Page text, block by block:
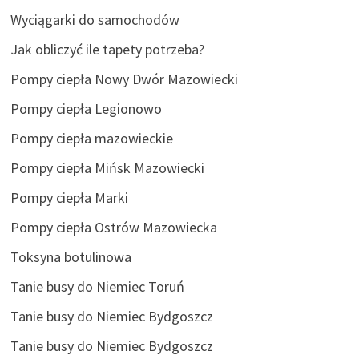
Wyciągarki do samochodów
Jak obliczyć ile tapety potrzeba?
Pompy ciepła Nowy Dwór Mazowiecki
Pompy ciepła Legionowo
Pompy ciepła mazowieckie
Pompy ciepła Mińsk Mazowiecki
Pompy ciepła Marki
Pompy ciepła Ostrów Mazowiecka
Toksyna botulinowa
Tanie busy do Niemiec Toruń
Tanie busy do Niemiec Bydgoszcz
Tanie busy do Niemiec Bydgoszcz